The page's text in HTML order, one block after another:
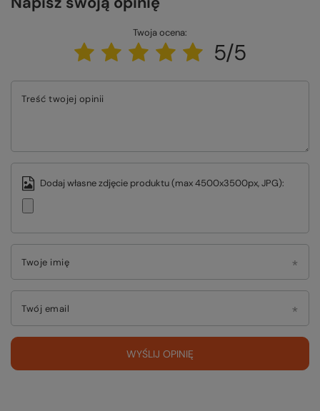
Twoja ocena:
5/5
Treść twojej opinii
Dodaj własne zdjęcie produktu (max 4500x3500px, JPG):
Twoje imię
Twój email
WYŚLIJ OPINIĘ